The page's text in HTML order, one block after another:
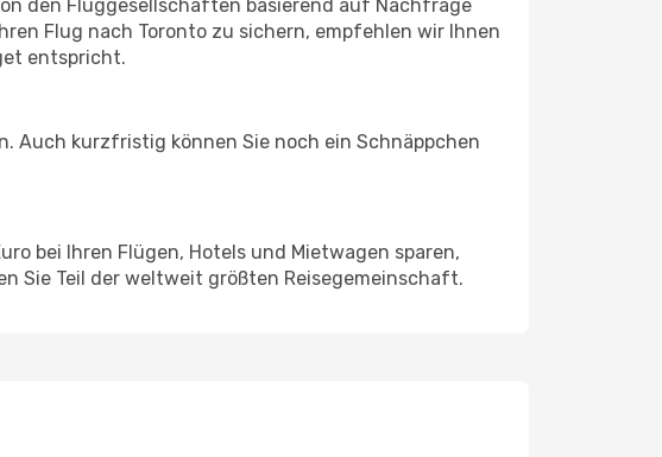
den Fluggesellschaften basierend auf Nachfrage
Flug nach Toronto zu sichern, empfehlen wir Ihnen
entspricht.
Auch kurzfristig können Sie noch ein Schnäppchen
bei Ihren Flügen, Hotels und Mietwagen sparen,
Sie Teil der weltweit größten Reisegemeinschaft.